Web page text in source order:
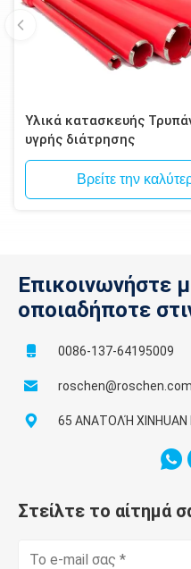
Υλικά κατασκευής
υγρής διάτρησης
Βρείτε την
Επικοινωνήστε
οποιαδήποτε
0086-137-64195009
roschen@roschen.com
65 ΑΝΑΤΟΛΉ XINHUAN
Στείλτε το αίτημά